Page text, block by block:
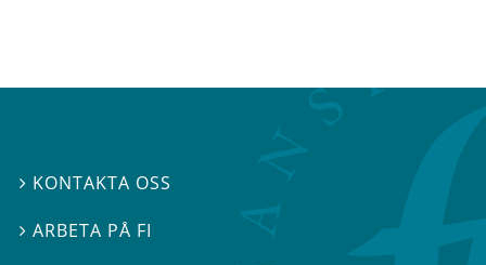
 KONTAKTA OSS
ARBETA PÅ FI